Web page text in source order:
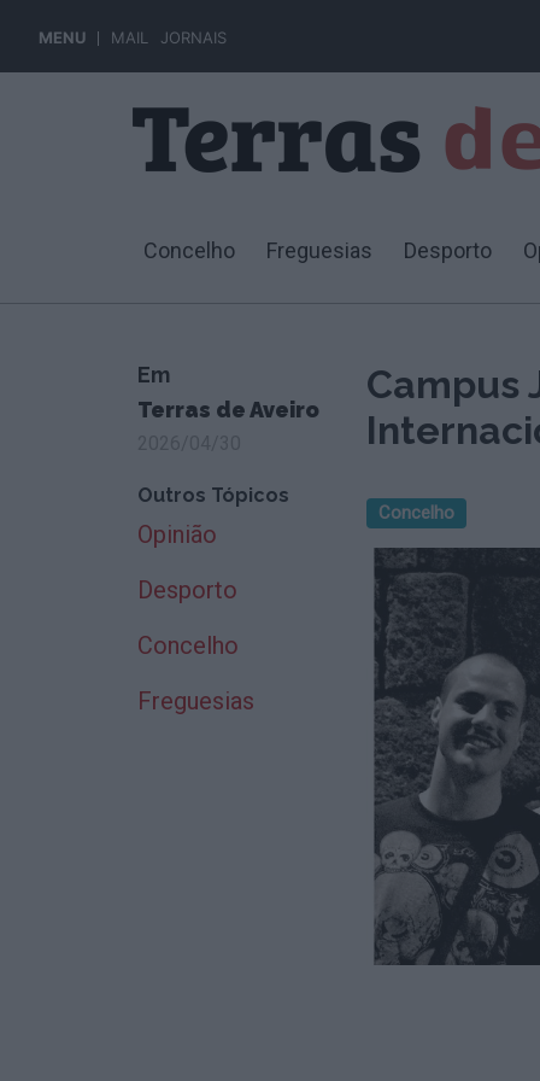
MENU MAIL JORNAIS
Concelho Freguesias Desporto
Em
Terras de Aveiro
Outros Tópicos
Opinião
Desporto
Concelho
Freguesias
Campus
Concelho